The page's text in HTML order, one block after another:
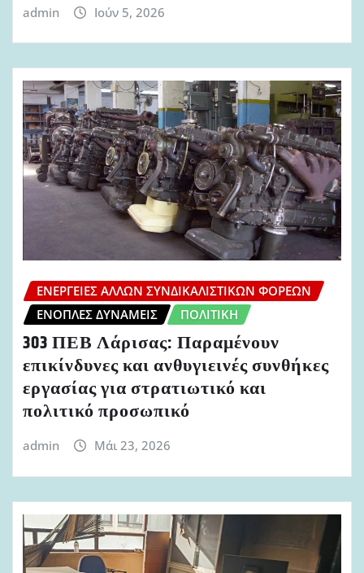
admin Ιούν 5, 2026
ΕΝΈΡΓΕΙΕΣ ΆΛΛΩΝ ΣΥΝΔΙΚΑΛΙΣΤΙΚΏΝ ΦΟΡΈΩΝ
ΈΝΟΠΛΕΣ ΔΥΝΆΜΕΙΣ
ΠΟΛΙΤΙΚΉ
303 ΠΕΒ Λάρισας: Παραμένουν
επικίνδυνες και ανθυγιεινές συνθήκες
εργασίας για στρατιωτικό και
πολιτικό προσωπικό
admin Μάι 23, 2026